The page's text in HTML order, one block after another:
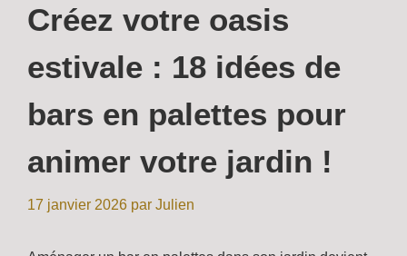
Créez votre oasis
estivale : 18 idées de
bars en palettes pour
animer votre jardin !
17 janvier 2026 par Julien